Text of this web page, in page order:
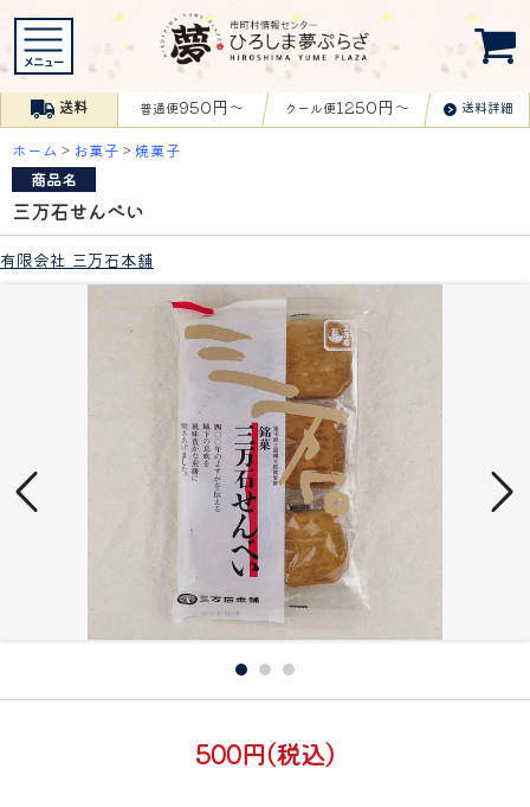
送料 普通便950円〜 クール便1250円〜 送料詳細
ホーム > お菓子 > 焼菓子
商品名
三万石せんべい
有限会社 三万石本舗
500円(税込)